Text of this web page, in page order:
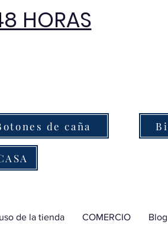
HORAS
de caña
de la tienda COMERCIO Blog